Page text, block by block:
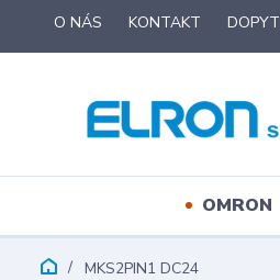
O NÁS KONTAKT DOPYT
OMRON
MKS2PIN1 DC24